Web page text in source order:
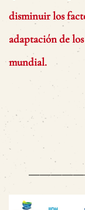
disminuir los
adaptación de
mundial.